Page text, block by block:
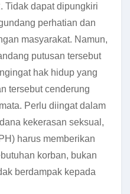
Tidak dapat dipungkiri
perhatian dan
masyarakat. Namun,
putusan tersebut
hak hidup yang
tersebut cenderung
Perlu diingat dalam
kekerasan seksual,
harus memberikan
korban, bukan
berdampak kepada